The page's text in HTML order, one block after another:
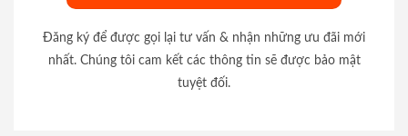
Đăng ký để được gọi lại tư vấn & nhận những ưu đãi mới
nhất. Chúng tôi cam kết các thông tin sẽ được bảo mật
tuyệt đối.